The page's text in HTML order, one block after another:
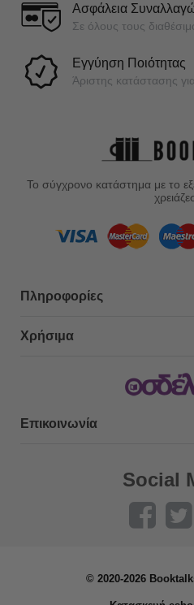
Ασφάλεια
Σε όλους τους
Εγγύηση Ποιότητας
Άριστης κατάστασης
Το σύγχρονο κατάστημα με το
Πληροφορίες
Χρήσιμα
Επικοινωνία
Social
© 2020-2026